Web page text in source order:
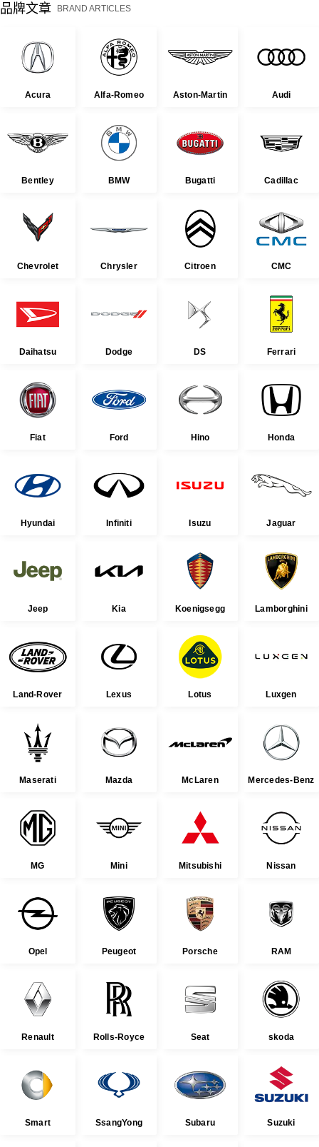
品牌文章 BRAND ARTICLES
Acura Alfa-Romeo Aston-Martin Audi
Bentley BMW Bugatti Cadillac
Chevrolet Chrysler Citroen CMC
Daihatsu Dodge DS Ferrari
Fiat Ford Hino Honda
Hyundai Infiniti Isuzu Jaguar
Jeep Kia Koenigsegg Lamborghini
Land-Rover Lexus Lotus Luxgen
Maserati Mazda McLaren Mercedes-Benz
MG Mini Mitsubishi Nissan
Opel Peugeot Porsche RAM
Renault Rolls-Royce Seat skoda
Smart SsangYong Subaru Suzuki